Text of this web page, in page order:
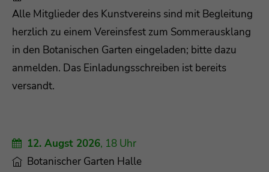
info@yourdomain.com
About us
massa. Cum sociis natoque penatibus et magnis
dis parturient montes, nascetur ridiculus mus.
Alle Mitglieder des Kunstvereins sind mit Begleitung
herzlich zu einem Vereinsfest zum Sommerausklang
in den Botanischen Garten eingeladen; bitte dazu
anmelden. Das Einladungsschreiben ist bereits
versandt.
12. Augst 2026, 18 Uhr
Botanischer Garten Halle